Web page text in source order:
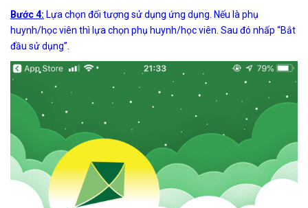
Bước 4: Lựa chọn đối tượng sử dụng ứng dụng. Nếu là phụ
huynh/học viên thì lựa chọn phụ huynh/học viên. Sau đó nhấp “Bắt
đầu sử dụng”.